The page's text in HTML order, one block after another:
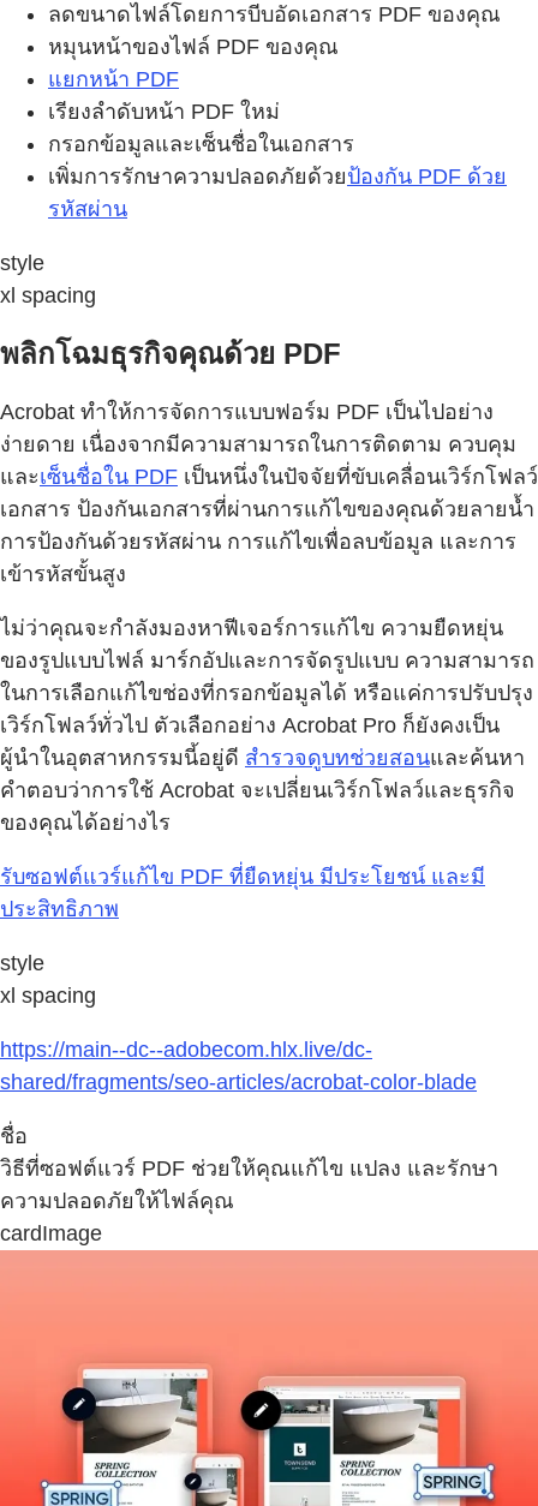
ลดขนาดไฟล์โดยการบีบอัดเอกสาร PDF ของคุณ
หมุนหน้าของไฟล์ PDF ของคุณ
แยกหน้า PDF
เรียงลำดับหน้า PDF ใหม่
กรอกข้อมูลและเซ็นชื่อในเอกสาร
เพิ่มการรักษาความปลอดภัยด้วยป้องกัน PDF ด้วย
รหัสผ่าน
style
xl spacing
พลิกโฉมธุรกิจคุณด้วย PDF
Acrobat ทำให้การจัดการแบบฟอร์ม PDF เป็นไปอย่าง
ง่ายดาย เนื่องจากมีความสามารถในการติดตาม ควบคุม
และเซ็นชื่อใน PDF เป็นหนึ่งในปัจจัยที่ขับเคลื่อนเวิร์กโฟลว์
เอกสาร ป้องกันเอกสารที่ผ่านการแก้ไขของคุณด้วยลายน้ำ
การป้องกันด้วยรหัสผ่าน การแก้ไขเพื่อลบข้อมูล และการ
เข้ารหัสขั้นสูง
ไม่ว่าคุณจะกำลังมองหาฟีเจอร์การแก้ไข ความยืดหยุ่น
ของรูปแบบไฟล์ มาร์กอัปและการจัดรูปแบบ ความสามารถ
ในการเลือกแก้ไขช่องที่กรอกข้อมูลได้ หรือแค่การปรับปรุง
เวิร์กโฟลว์ทั่วไป ตัวเลือกอย่าง Acrobat Pro ก็ยังคงเป็น
ผู้นำในอุตสาหกรรมนี้อยู่ดี สำรวจดูบทช่วยสอนและค้นหา
คำตอบว่าการใช้ Acrobat จะเปลี่ยนเวิร์กโฟลว์และธุรกิจ
ของคุณได้อย่างไร
รับซอฟต์แวร์แก้ไข PDF ที่ยืดหยุ่น มีประโยชน์ และมี
ประสิทธิภาพ
style
xl spacing
https://main--dc--adobecom.hlx.live/dc-
shared/fragments/seo-articles/acrobat-color-blade
ชื่อ
วิธีที่ซอฟต์แวร์ PDF ช่วยให้คุณแก้ไข แปลง และรักษา
ความปลอดภัยให้ไฟล์คุณ
cardImage